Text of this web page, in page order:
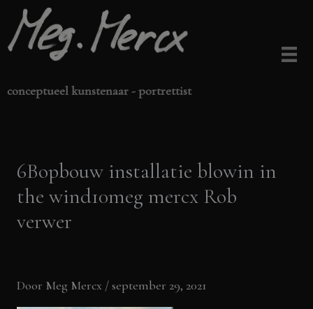
naar
de
conceptueel kunstenaar - portrettist
6Bopbouw installatie blowin in
the wind10meg mercx Rob
verwer
Door Meg Mercx /september 29, 2021